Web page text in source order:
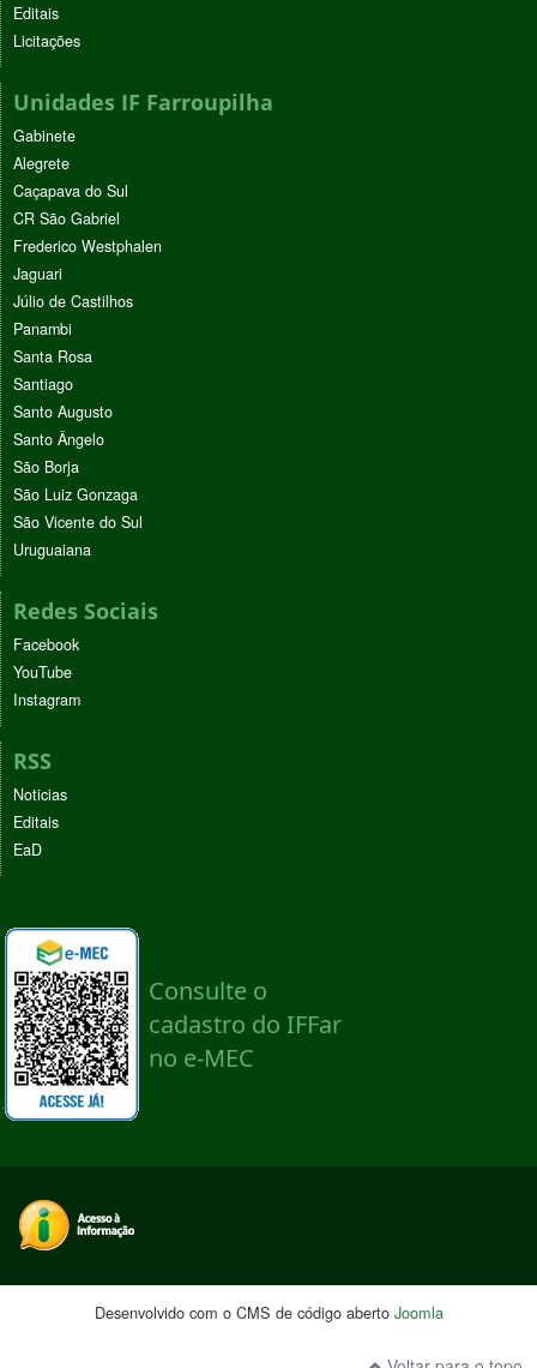
Editais
Licitações
Unidades IF Farroupilha
Gabinete
Alegrete
Caçapava do Sul
CR São Gabriel
Frederico Westphalen
Jaguari
Júlio de Castilhos
Panambi
Santa Rosa
Santiago
Santo Augusto
Santo Ângelo
São Borja
São Luiz Gonzaga
São Vicente do Sul
Uruguaiana
Redes Sociais
Facebook
YouTube
Instagram
RSS
Noticias
Editais
EaD
Desenvolvido com o CMS de código aberto Joomla